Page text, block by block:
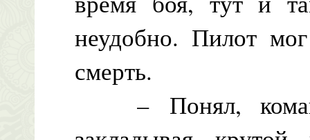
неудобно. Пилот
смерть.
– Понял,